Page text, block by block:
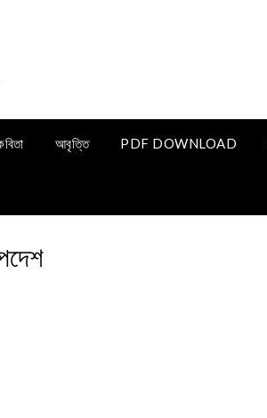
আবৃত্তি PDF DOWNLOAD